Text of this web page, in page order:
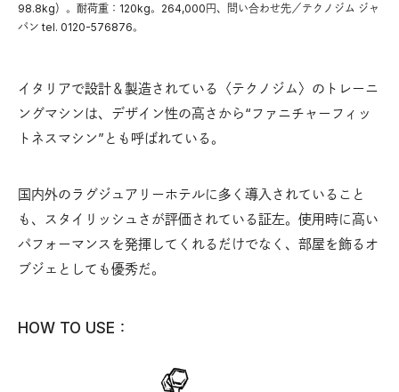
98.8kg）。耐荷重：120kg。264,000円、問い合わせ先／テクノジム ジャ
パン tel. 0120-576876。
イタリアで設計＆製造されている〈テクノジム〉のトレーニ
ングマシンは、デザイン性の高さから“ファニチャーフィッ
トネスマシン”とも呼ばれている。
国内外のラグジュアリーホテルに多く導入されていること
も、スタイリッシュさが評価されている証左。使用時に高い
パフォーマンスを発揮してくれるだけでなく、部屋を飾るオ
ブジェとしても優秀だ。
HOW TO USE：